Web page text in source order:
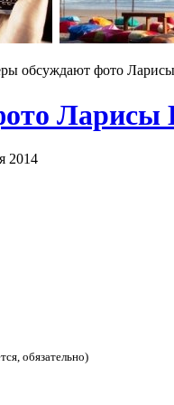
обсуждают фото
Ларисы
2014
обязательно)